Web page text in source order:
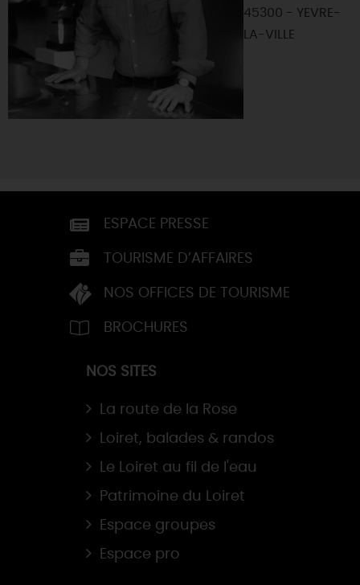
45300 - YEVRE-
LA-VILLE
ESPACE PRESSE
TOURISME D’AFFAIRES
NOS OFFICES DE TOURISME
BROCHURES
NOS SITES
La route de la Rose
Loiret, balades & randos
Le Loiret au fil de l'eau
Patrimoine du Loiret
Espace groupes
Espace pro